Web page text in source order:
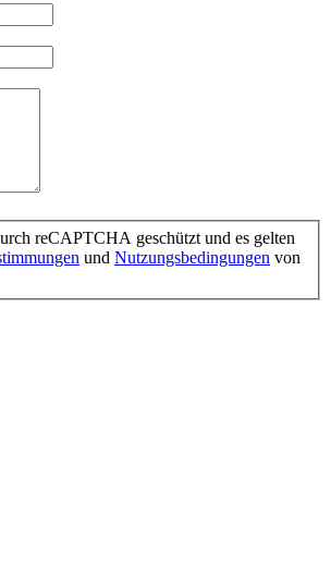
reCAPTCHA geschützt und es gelten
und Nutzungsbedingungen von